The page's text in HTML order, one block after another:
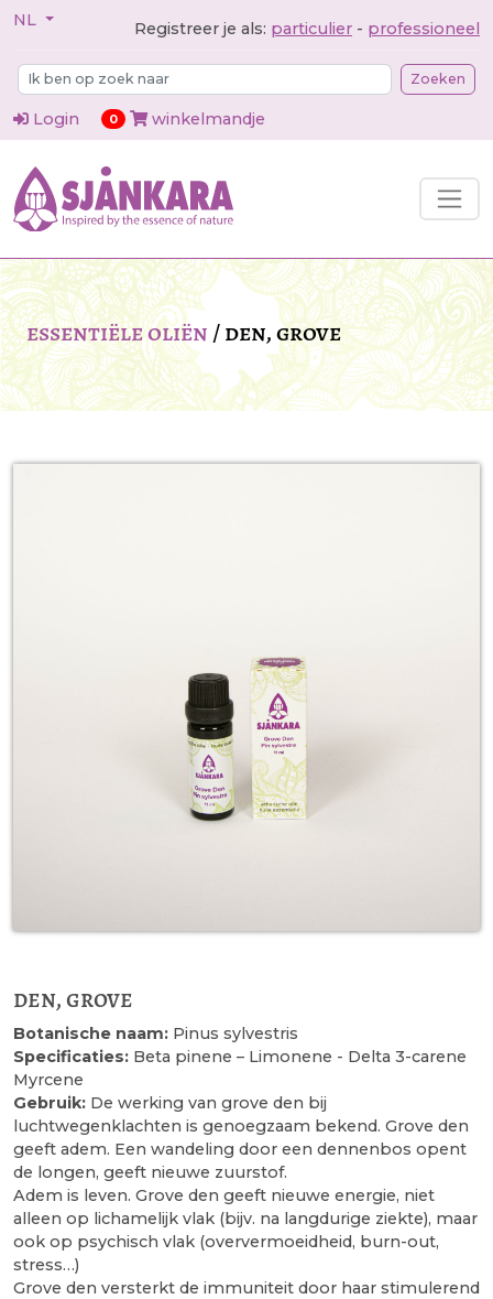
NL Registreer je als: particulier - professioneel
Zoeken
Login 0items in cart
winkelmandje
essentiële oliën/den, grove
den, grove
Botanische naam: Pinus sylvestris
Specificaties: Beta pinene – Limonene - Delta 3-carene
Myrcene
Gebruik: De werking van grove den bij
luchtwegenklachten is genoegzaam bekend. Grove den
geeft adem. Een wandeling door een dennenbos opent
de longen, geeft nieuwe zuurstof.
Adem is leven. Grove den geeft nieuwe energie, niet
alleen op lichamelijk vlak (bijv. na langdurige ziekte), maar
ook op psychisch vlak (oververmoeidheid, burn-out,
stress…)
Grove den versterkt de immuniteit door haar stimulerend